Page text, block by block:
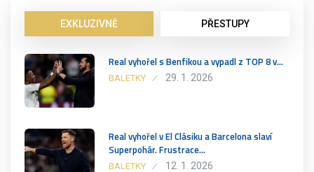
EXKLUZIVNĚ PŘESTUPY
Real vyhořel s Benfikou a vypadl z TOP 8 v…
BALETKY 29. 1. 2026
Real vyhořel v El Clásiku a Barcelona slaví
Superpohár. Frustrace…
BALETKY 12. 1. 2026